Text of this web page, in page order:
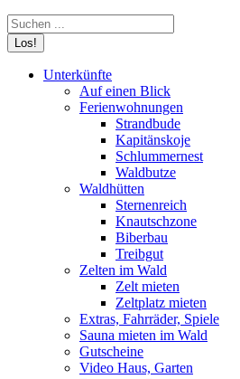
Search:
Unterkünfte
Auf einen Blick
Ferienwohnungen
Strandbude
Kapitänskoje
Schlummernest
Waldbutze
Waldhütten
Sternenreich
Knautschzone
Biberbau
Treibgut
Zelten im Wald
Zelt mieten
Zeltplatz mieten
Extras, Fahrräder, Spiele
Sauna mieten im Wald
Gutscheine
Video Haus, Garten